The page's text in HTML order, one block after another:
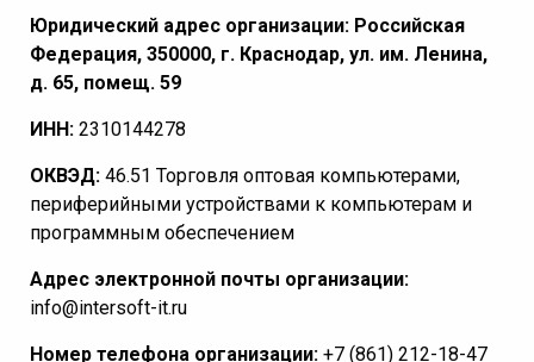
Юридический адрес организации: Российская
Федерация, 350000, г. Краснодар, ул. им. Ленина,
д. 65, помещ. 59
ИНН: 2310144278
ОКВЭД: 46.51 Торговля оптовая компьютерами,
периферийными устройствами к компьютерам и
программным обеспечением
Адрес электронной почты организации:
info@intersoft-it.ru
Номер телефона организации: +7 (861) 212-18-47